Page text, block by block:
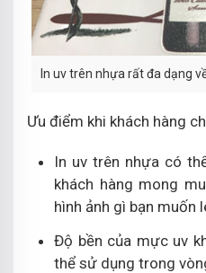
In uv trên nhựa rất đa dạng
Ưu điểm khi khách hàng
In uv trên nhựa có
khách hàng mong
hình ảnh gì bạn muốn
Độ bền của mực uv
thể sử dụng trong